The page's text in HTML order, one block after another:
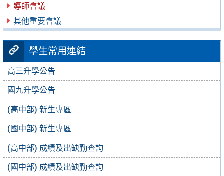
導師會議
其他重要會議
學生常用連結
高三升學公告
國九升學公告
(高中部) 新生專區
(國中部) 新生專區
(高中部) 成績及出缺勤查詢
(國中部) 成績及出缺勤查詢